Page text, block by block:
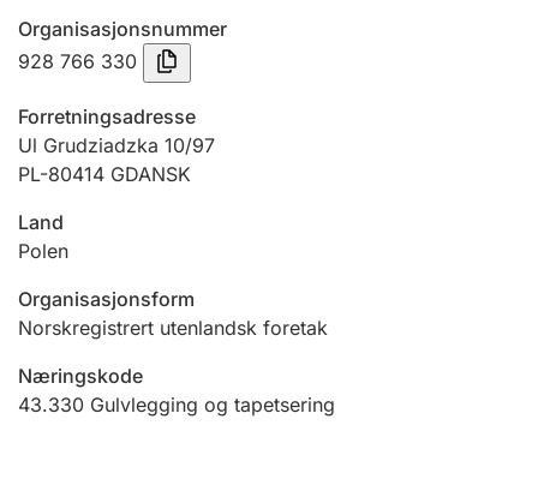
Tinglysing
Jeger
Betaling og jegeravgiftskort
Ektepaktveileder
Offentlig sektor
Organisasjonsnummer
928 766 330
Forretningsadresse
Ul Grudziadzka 10/97
PL-80414 GDANSK
Land
Polen
Organisasjonsform
Norskregistrert utenlandsk foretak
Næringskode
43.330 Gulvlegging og tapetsering